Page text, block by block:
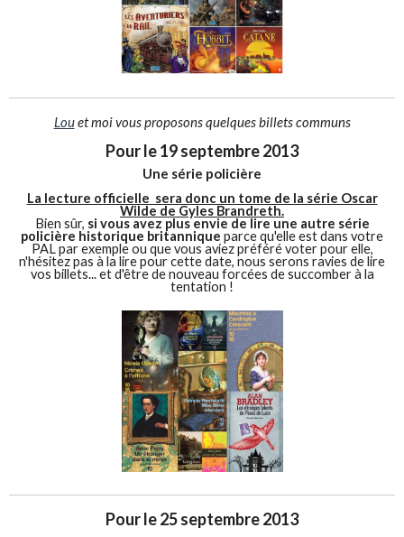
Louet moi vous proposons quelques billets communs
Pour le 19 septembre 2013
Une série policière
La lecture officielle sera donc un tome de la série Oscar
Wilde de Gyles Brandreth.
Bien sûr, si vous avez plus envie de lire une autre série
policière historique britannique parce qu'elle est dans votre
PAL par exemple ou que vous aviez préféré voter pour elle,
n'hésitez pas à la lire pour cette date, nous serons ravies de lire
vos billets... et d'être de nouveau forcées de succomber à la
tentation !
Pour le 25 septembre 2013